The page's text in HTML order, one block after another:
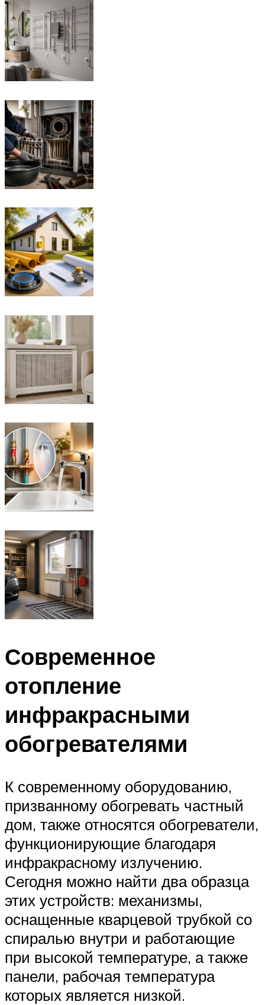
Современное
отопление
инфракрасными
обогревателями
К современному оборудованию,
призванному обогревать частный
дом, также относятся обогреватели,
функционирующие благодаря
инфракрасному излучению.
Сегодня можно найти два образца
этих устройств: механизмы,
оснащенные кварцевой трубкой со
спиралью внутри и работающие
при высокой температуре, а также
панели, рабочая температура
которых является низкой.